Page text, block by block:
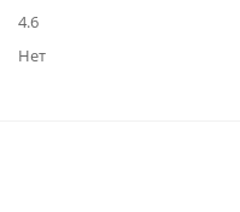
4.6
Нет